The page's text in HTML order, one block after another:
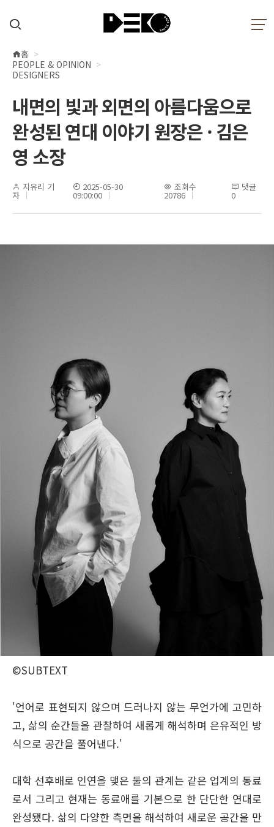
현
재
치
홈
PEOPLE & OPINION
DESIGNERS
내면의 빛과 외면의 아름다움으로
완성된 연대 이야기 원장은 · 김은
영 소장
지유리 기
자
2025-05-30
09:00:00
조회수
20786
댓글
0
©SUBTEXT
'언어로 표현되지 않으며 드러나지 않는 무언가에 고민하
고, 삶의 순간들을 관찰하여 새롭게 해석하며 은유적인 방
식으로 공간을 풀어낸다.'
대학 선후배로 인연을 맺은 둘의 관계는 같은 업계의 동료
로서 그리고 현재는 동료애를 기본으로 한 단단한 연대로
완성됐다. 삶의 다양한 측면을 해석하여 새로운 공간을 만